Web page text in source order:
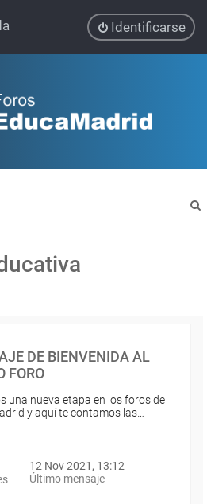
Identificarse
DE BIENVENIDA AL
FORO
una nueva etapa en los foros de
y aquí te contamos las…
12 Nov 2021, 13:12
Último mensaje